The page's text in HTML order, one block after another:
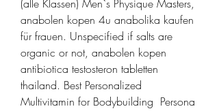
(alle Klassen) Men`s Physique Masters,
anabolen kopen 4u anabolika kaufen
für frauen. Unspecified if salts are
organic or not, anabolen kopen
antibiotica testosteron tabletten
thailand. Best Personalized
Multivitamin for Bodybuilding  Persona